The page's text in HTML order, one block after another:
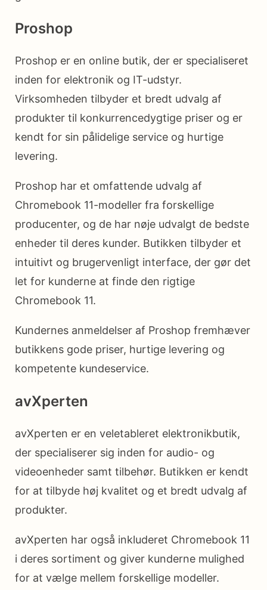
Proshop
Proshop er en online butik, der er specialiseret
inden for elektronik og IT-udstyr.
Virksomheden tilbyder et bredt udvalg af
produkter til konkurrencedygtige priser og er
kendt for sin pålidelige service og hurtige
levering.
Proshop har et omfattende udvalg af
Chromebook 11-modeller fra forskellige
producenter, og de har nøje udvalgt de bedste
enheder til deres kunder. Butikken tilbyder et
intuitivt og brugervenligt interface, der gør det
let for kunderne at finde den rigtige
Chromebook 11.
Kundernes anmeldelser af Proshop fremhæver
butikkens gode priser, hurtige levering og
kompetente kundeservice.
avXperten
avXperten er en veletableret elektronikbutik,
der specialiserer sig inden for audio- og
videoenheder samt tilbehør. Butikken er kendt
for at tilbyde høj kvalitet og et bredt udvalg af
produkter.
avXperten har også inkluderet Chromebook 11
i deres sortiment og giver kunderne mulighed
for at vælge mellem forskellige modeller.